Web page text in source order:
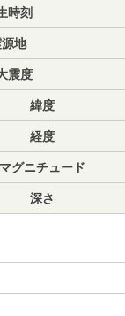
時刻
源地
震度
緯度
経度
マグニチュード
深さ